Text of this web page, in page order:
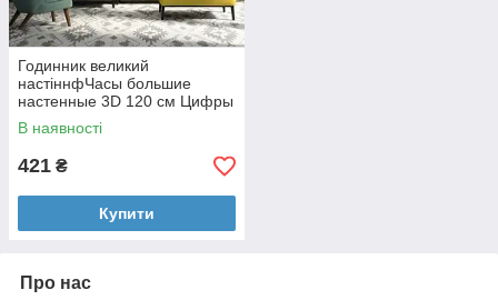
Годинник великий
настіннфЧасы большие
настенные 3D 120 см Цифры
ZH015 Серебряныеий 3D
120 см Цифри ZH015
В наявності
421 ₴
Купити
Про нас